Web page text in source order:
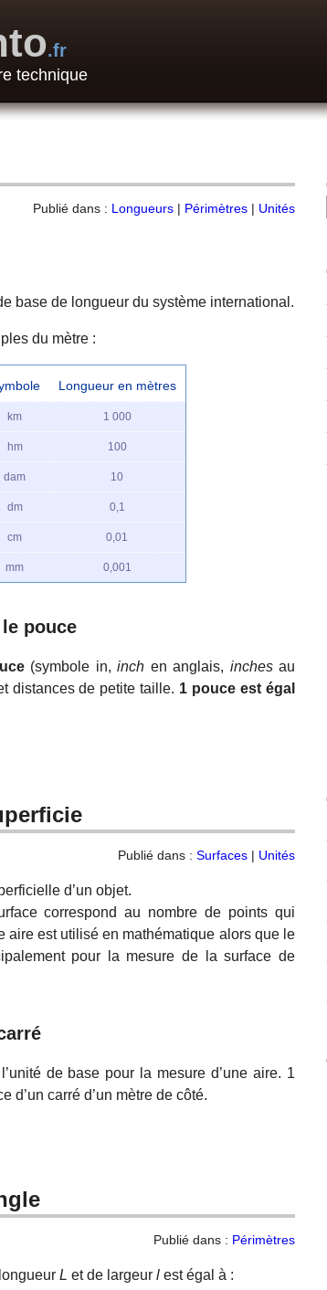
.fr
technique
Publié dans : Longueurs | Périmètres | Unités
base de longueur du système international.
du mètre :
Longueur en mètres
km 1 000
hm 100
dam 10
dm 0,1
cm 0,01
mm 0,001
pouce
(symbole in,inch en anglais, inchesau
distances de petite taille. 1 pouce est égal
Publié dans : Surfaces | Unités
d’un objet.
correspond au nombre de points qui
aire est utilisé en mathématique alors que le
pour la mesure de la surface de
de base pour la mesure d’une aire. 1
d’un carré d’un mètre de côté.
Publié dans : Périmètres
L et de largeur l est égal à :